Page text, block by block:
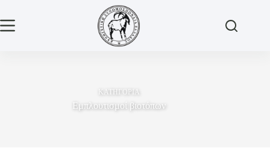
περιεχόμενο
ΚΑΤΗΓΟΡΙΑ
Εμπλουτισμοί βιοτόπων